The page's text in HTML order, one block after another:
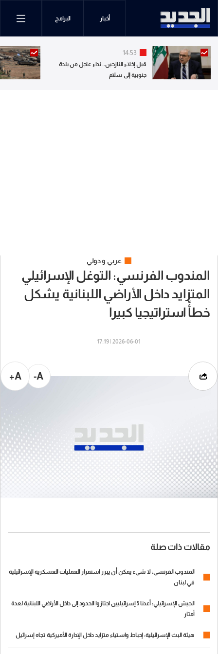
أخبار البرامج
14:53
قبل إخلاء النازحين.. نداء عاجل من بلدة
جنوبية إلى سلام
عربي و دولي
المندوب الفرنسي: التوغل الإسرائيلي
المتزايد داخل الأراضي اللبنانية يشكل
خطأً استراتيجيا كبيرا
2026-06-01 | 17:19
A-
A+
مقالات ذات صلة
المندوب الفرنسي: لا شيء يمكن أن يبرر استمرار العمليات العسكرية الإسرائيلية
في لبنان
الجيش الإسرائيلي: أعدنا 5 إسرائيليين اجتازوا الحدود إلى داخل الأراضي اللبنانية لعدة
أمتار
هيئة البث الإسرائيلية: إحباط واستياء متزايد داخل الإدارة الأميركية تجاه إسرائيل